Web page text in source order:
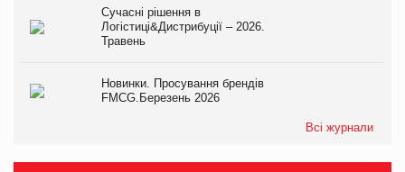
Сучасні рішення в
Логістиці&Дистрибуції – 2026.
Травень
Новинки. Просування брендів
FMCG.Березень 2026
Всі журнали